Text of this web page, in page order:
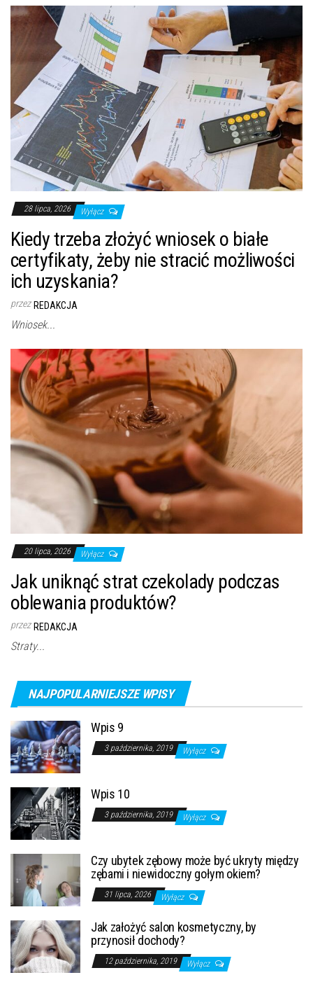
28 lipca, 2026 Wyłącz
Kiedy trzeba złożyć wniosek o białe
certyfikaty, żeby nie stracić możliwości
ich uzyskania?
przez REDAKCJA
Wniosek...
20 lipca, 2026 Wyłącz
Jak uniknąć strat czekolady podczas
oblewania produktów?
przez REDAKCJA
Straty...
NAJPOPULARNIEJSZE WPISY
Wpis 9
3 października, 2019 Wyłącz
Wpis 10
3 października, 2019 Wyłącz
Czy ubytek zębowy może być ukryty między
zębami i niewidoczny gołym okiem?
31 lipca, 2026 Wyłącz
Jak założyć salon kosmetyczny, by
przynosił dochody?
12 października, 2019 Wyłącz